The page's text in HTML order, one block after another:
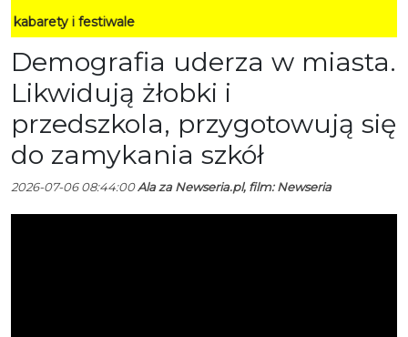
i festiwale
Demografia uderza w miasta.
Likwidują żłobki i
przedszkola, przygotowują się
do zamykania szkół
2026-07-06 08:44:00Ala za Newseria.pl, film: Newseria